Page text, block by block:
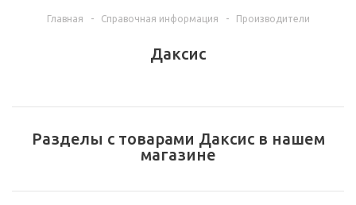
Главная - Справочная информация - Производители
Даксис
Разделы с товарами Даксис в нашем
магазине